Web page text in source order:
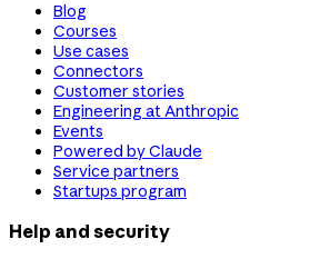
Blog
Courses
Use cases
Connectors
Customer stories
Engineering at Anthropic
Events
Powered by Claude
Service partners
Startups program
Help and security